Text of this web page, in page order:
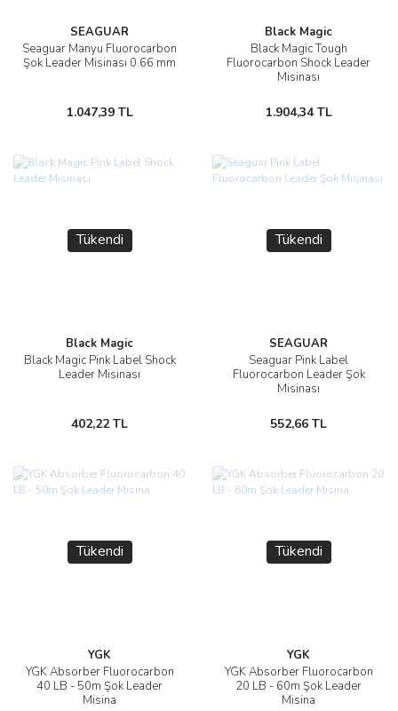
SEAGUAR
Seaguar Manyu Fluorocarbon
Şok Leader Misinası 0.66 mm
1.047,39 TL
Black Magic
Black Magic Tough
Fluorocarbon Shock Leader
Misinası
1.904,34 TL
Tükendi
Black Magic
Black Magic Pink Label Shock
Leader Misinası
402,22 TL
Tükendi
SEAGUAR
Seaguar Pink Label
Fluorocarbon Leader Şok
Misinası
552,66 TL
Tükendi
YGK
YGK Absorber Fluorocarbon
40 LB - 50m Şok Leader
Misina
Tükendi
YGK
YGK Absorber Fluorocarbon
20 LB - 60m Şok Leader
Misina